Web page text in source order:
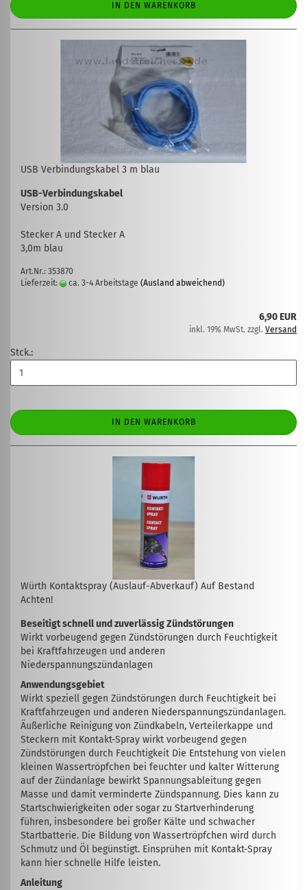
IN DEN WARENKORB
USB Verbindungskabel 3 m blau
USB-Verbindungskabel
Version 3.0
Stecker A und Stecker A
3,0m blau
Art.Nr.: 353870
Lieferzeit:
ca. 3-4 Arbeitstage (Ausland abweichend)
6,90 EUR
inkl. 19% MwSt. zzgl. Versand
Stck.:
IN DEN WARENKORB
Würth Kontaktspray (Auslauf-Abverkauf) Auf Bestand
Achten!
Beseitigt schnell und zuverlässig Zündstörungen
Wirkt vorbeugend gegen Zündstörungen durch Feuchtigkeit
bei Kraftfahrzeugen und anderen
Niederspannungszündanlagen
Anwendungsgebiet
Wirkt speziell gegen Zündstörungen durch Feuchtigkeit bei
Kraftfahrzeugen und anderen Niederspannungszündanlagen.
Äußerliche Reinigung von Zündkabeln, Verteilerkappe und
Steckern mit Kontakt-Spray wirkt vorbeugend gegen
Zündstörungen durch Feuchtigkeit Die Entstehung von vielen
kleinen Wassertröpfchen bei feuchter und kalter Witterung
auf der Zündanlage bewirkt Spannungsableitung gegen
Masse und damit verminderte Zündspannung. Dies kann zu
Startschwierigkeiten oder sogar zu Startverhinderung
führen, insbesondere bei großer Kälte und schwacher
Startbatterie. Die Bildung von Wassertröpfchen wird durch
Schmutz und Öl begünstigt. Einsprühen mit Kontakt-Spray
kann hier schnelle Hilfe leisten.
Anleitung